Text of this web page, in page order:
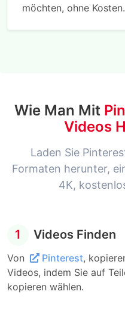
möchten, ohne Kosten.
Wie Man Mit
Videos
Laden Sie
Formaten herunter,
4K,
1 Videos Finden
Von Pinterest,
Videos, indem Sie auf
kopieren wählen.